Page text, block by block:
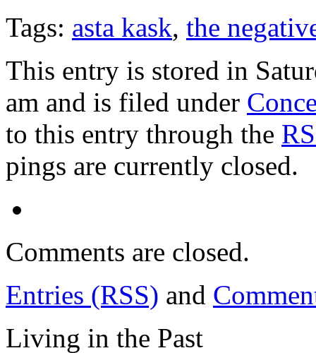
Tags: asta kask, the
This entry is stored in
am and is filed under
to this entry through the
pings are currently closed.
Comments are closed.
Entries (RSS) and
Living in the Past